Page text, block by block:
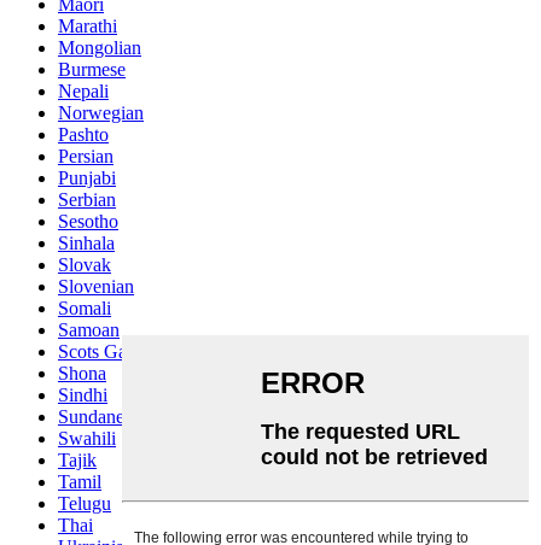
Maori
Marathi
Mongolian
Burmese
Nepali
Norwegian
Pashto
Persian
Punjabi
Serbian
Sesotho
Sinhala
Slovak
Slovenian
Somali
Samoan
Scots Gaelic
Shona
Sindhi
Sundanese
Swahili
Tajik
Tamil
Telugu
Thai